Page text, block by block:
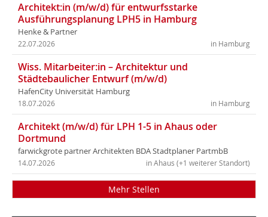
Architekt:in (m/w/d) für entwurfsstarke
Ausführungsplanung LPH5 in Hamburg
Henke & Partner
in Hamburg
22.07.2026
Wiss. Mitarbeiter:in – Architektur und
Städtebaulicher Entwurf (m/w/d)
HafenCity Universität Hamburg
in Hamburg
18.07.2026
Architekt (m/w/d) für LPH 1-5 in Ahaus oder
Dortmund
farwickgrote partner Architekten BDA Stadtplaner PartmbB
in Ahaus (+1 weiterer Standort)
14.07.2026
Mehr Stellen